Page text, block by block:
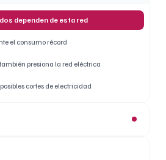
dependen de esta red
el consumo récord
presiona la red eléctrica
cortes de electricidad